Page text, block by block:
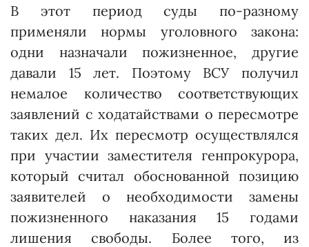
В этот период суды по-разному
применяли нормы уголовного закона:
одни назначали пожизненное, другие
давали 15 лет. Поэтому ВСУ получил
немалое количество соответствующих
заявлений с ходатайствами о пересмотре
таких дел. Их пересмотр осуществлялся
при участии заместителя генпрокурора,
который считал обоснованной позицию
заявителей о необходимости замены
пожизненного наказания 15 годами
лишения свободы. Более того, из